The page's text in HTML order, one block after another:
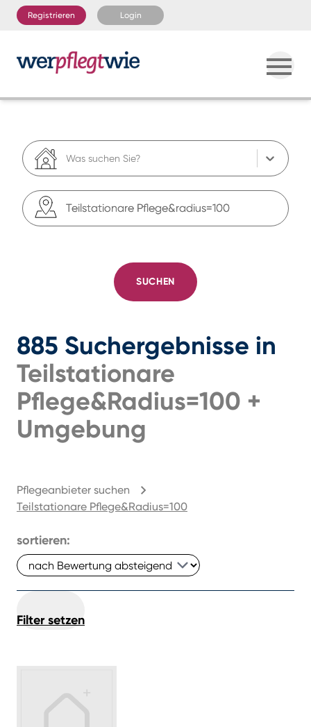
Registrieren Login
Was suchen Sie?
SUCHEN
885 Suchergebnisse in
Teilstationare
Pflege&radius=100 +
Umgebung
Pflegeanbieter suchen
Teilstationare Pflege&radius=100
sortieren:
Filter setzen